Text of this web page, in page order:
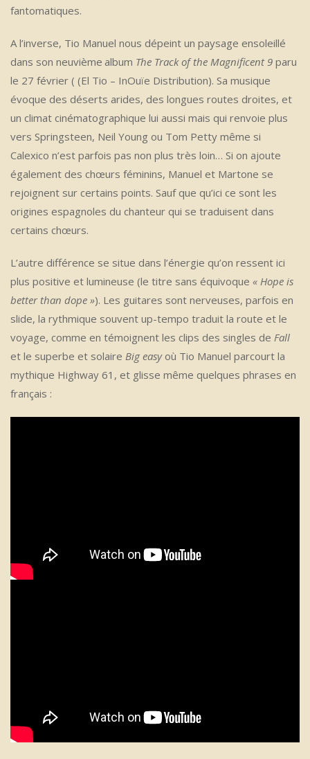
fantomatiques.
A l’inverse, Tio Manuel nous dépeint un paysage ensoleillé
dans son neuvième album The Track of the Magnificent 9 paru
le 27 février ( (El Tio – InOuïe Distribution). Sa musique
évoque des déserts arides, des longues routes droites, et
un climat cinématographique lui aussi mais qui renvoie plus
vers Springsteen, Neil Young ou Tom Petty même si
Calexico n’est parfois pas non plus très loin… Si on ajoute
également des chœurs féminins, Manuel et Martone se
rejoignent sur certains points. Sauf que qu’ici ce sont les
origines espagnoles du chanteur qui se traduisent dans
certains chœurs.
L’autre différence se situe dans l’énergie qu’on ressent ici
plus positive et lumineuse (le titre sans équivoque « Hope is
better than dope »). Les guitares sont nerveuses, parfois en
slide, la rythmique souvent up-tempo traduit la route et le
voyage, comme en témoignent les clips des singles de Fall
et le superbe et solaire Big easyoù Tio Manuel parcourt la
mythique Highway 61, et glisse même quelques phrases en
français :